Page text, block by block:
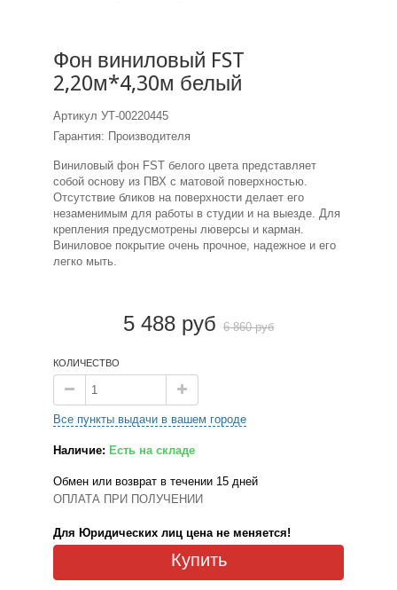
Фон виниловый FST
2,20м*4,30м белый
Артикул УТ-00220445
Гарантия: Производителя
Виниловый фон FST белого цвета представляет
собой основу из ПВХ с матовой поверхностью.
Отсутствие бликов на поверхности делает его
незаменимым для работы в студии и на выезде. Для
крепления предусмотрены люверсы и карман.
Виниловое покрытие очень прочное, надежное и его
легко мыть.
5 488 руб 6 860 руб
КОЛИЧЕСТВО
Все пункты выдачи в вашем городе
Наличие: Есть на складе
Обмен или возврат в течении 15 дней
ОПЛАТА ПРИ ПОЛУЧЕНИИ
Для Юридических лиц цена не меняется!
Купить